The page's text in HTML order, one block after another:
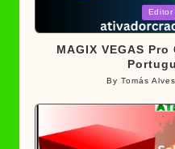
MAGIX VEGAS
Posted
ByTomás Alves